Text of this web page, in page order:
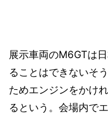
展示車両のM6GTは
ることはできないそ
ためエンジンをかけ
るという。会場内で